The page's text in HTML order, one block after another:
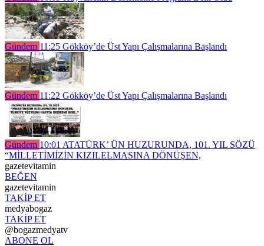
Gündem 11:25 Gökköy’de Üst Yapı Çalışmalarına Başlandı
Gündem 11:22 Gökköy’de Üst Yapı Çalışmalarına Başlandı
Gündem 10:01 ATATÜRK’ ÜN HUZURUNDA, 101. YIL SÖZÜ
“MİLLETİMİZİN KIZILELMASINA DÖNÜŞEN,
gazetevitamin
BEĞEN
gazetevitamin
TAKİP ET
medyabogaz
TAKİP ET
@bogazmedyatv
ABONE OL